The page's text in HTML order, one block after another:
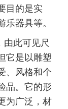
目的是实
器具等。
此可见尺
它是以雕塑
、风格和个
品。它的形
为广泛，材